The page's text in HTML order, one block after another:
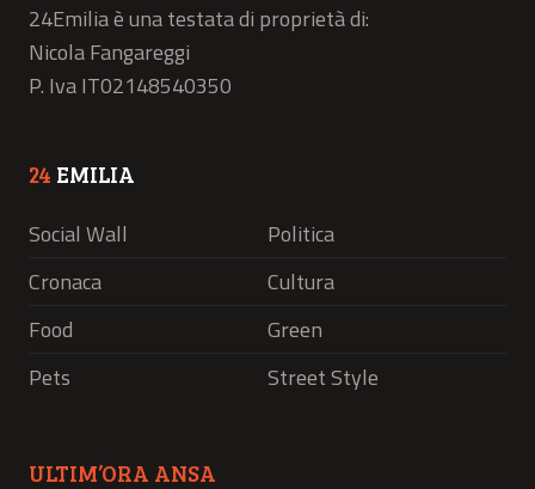
24Emilia è una testata di proprietà di:
Nicola Fangareggi
P. Iva IT02148540350
24 EMILIA
Social Wall
Politica
Cronaca
Cultura
Food
Green
Pets
Street Style
ULTIM’ORA ANSA